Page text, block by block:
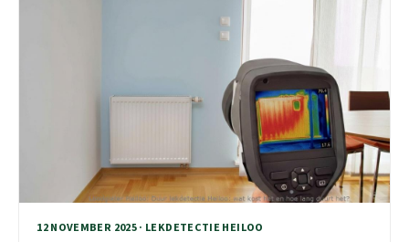
12 NOVEMBER 2025 · LEKDETECTIE HEILOO